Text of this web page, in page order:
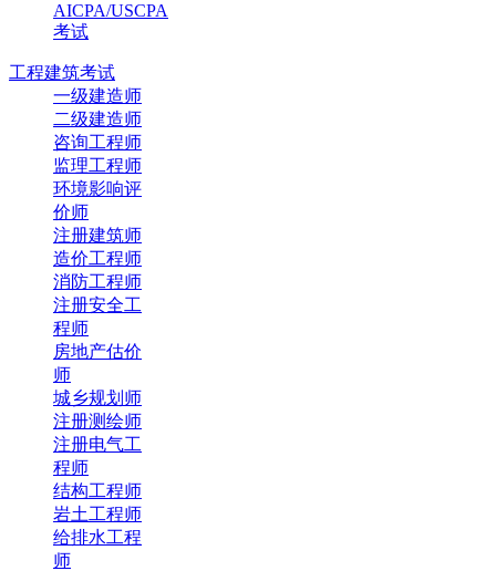
AICPA/USCPA
考试
工程建筑考试
一级建造师
二级建造师
咨询工程师
监理工程师
环境影响评
价师
注册建筑师
造价工程师
消防工程师
注册安全工
程师
房地产估价
师
城乡规划师
注册测绘师
注册电气工
程师
结构工程师
岩土工程师
给排水工程
师